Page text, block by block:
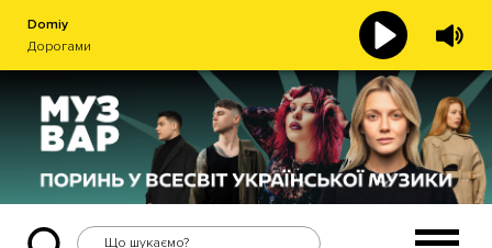
Domiy
Дорогами